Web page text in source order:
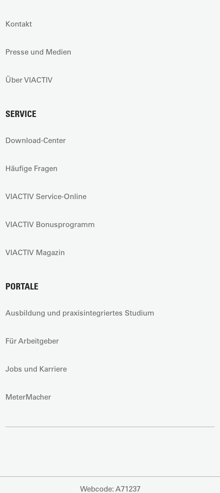
Kontakt
Presse und Medien
Über VIACTIV
SERVICE
Download-Center
Häufige Fragen
VIACTIV Service-Online
VIACTIV Bonusprogramm
VIACTIV Magazin
PORTALE
Ausbildung und praxisintegriertes Studium
Für Arbeitgeber
Jobs und Karriere
MeterMacher
Webcode: A71237